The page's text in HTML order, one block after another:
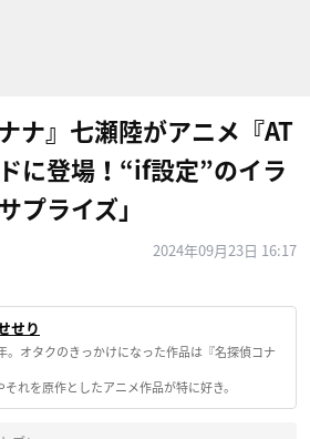
ナ』七瀬陸がアニメ『AT
に登場！“if設定”のイラ
プライズ」
2024年09月23日 16:17
せり
。オタクのきっかけになった作品は『名探偵コナ
れを原作としたアニメ作品が特に好き。